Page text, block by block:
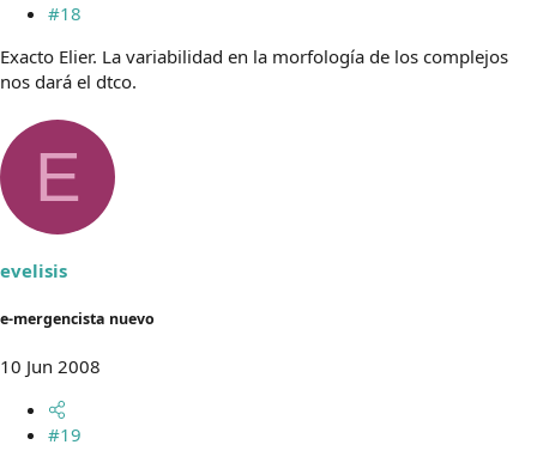
#18
Exacto Elier. La variabilidad en la morfología de los complejos
nos dará el dtco.
E
evelisis
e-mergencista nuevo
10 Jun 2008
#19